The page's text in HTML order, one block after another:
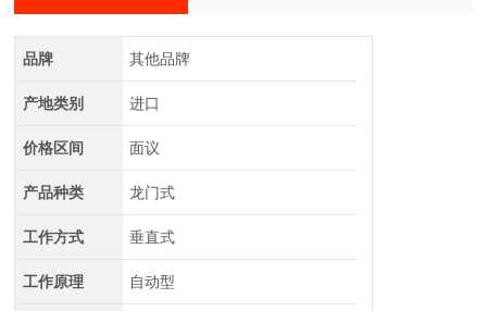
品牌 其他品牌
产地类别 进口
价格区间 面议
产品种类 龙门式
工作方式 垂直式
工作原理 自动型